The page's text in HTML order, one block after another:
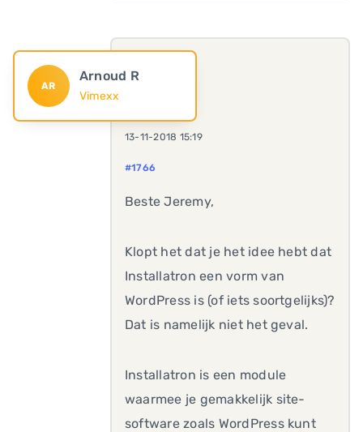
AR
Arnoud R
Vimexx
13-11-2018 15:19
#1766
Beste Jeremy,
Klopt het dat je het idee hebt dat
Installatron een vorm van
WordPress is (of iets soortgelijks)?
Dat is namelijk niet het geval.
Installatron is een module
waarmee je gemakkelijk site-
software zoals WordPress kunt